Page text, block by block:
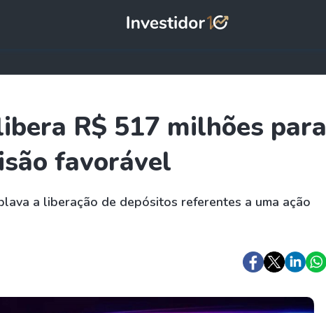
R$ 517 milhões para
favorável
a liberação de depósitos referentes a uma ação